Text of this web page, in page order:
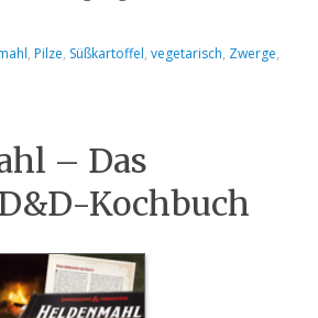
, Pilze, Süßkartoffel,vegetarisch, Zwerge,
– Das
Kochbuch